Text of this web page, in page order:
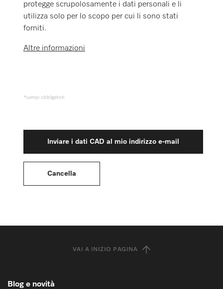
protegge scrupolosamente i dati personali e li
utilizza solo per lo scopo per cui li sono stati
forniti.
Altre informazioni
*campi obbligatori
VAI A INIZIO PAGINA
Blog e novità